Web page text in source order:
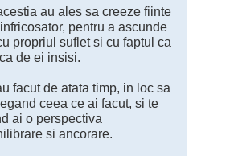
au ales sa creeze fiinte
pentru a ascunde
propriul suflet si cu faptul ca
de ei insisi.
facut de atata timp, in loc sa
ceea ce ai facut, si te
ai o perspectiva
si ancorare.